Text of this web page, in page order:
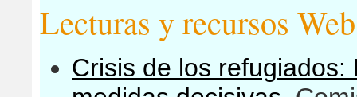
Lecturas y recursos
Crisis de los